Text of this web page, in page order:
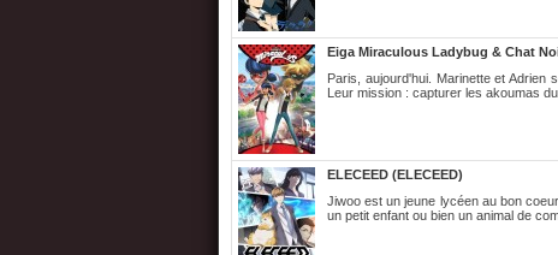
Eiga Miraculous Ladybug & Chat
Paris, aujourd'hui. Marinette et Adrien
Leur mission : capturer les akoumas
ELECEED (ELECEED)
Jiwoo est un jeune lycéen au bon
un petit enfant ou bien un animal de